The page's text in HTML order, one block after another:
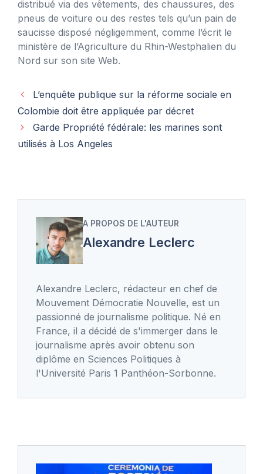
distribué via des vêtements, des chaussures, des
pneus de voiture ou des restes tels qu’un pain de
saucisse disposé négligemment, comme l’écrit le
ministère de l’Agriculture du Rhin-Westphalien du
Nord sur son site Web.
L’enquête publique sur la réforme sociale en
Colombie doit être appliquée par décret
Garde Propriété fédérale: les marines sont
utilisés à Los Angeles
A PROPOS DE L'AUTEUR
Alexandre Leclerc
Alexandre Leclerc, rédacteur en chef de
Mouvement Démocratie Nouvelle, est un
passionné de journalisme politique. Né en
France, il a décidé de s'immerger dans le
journalisme après avoir obtenu son
diplôme en Sciences Politiques à
l'Université Paris 1 Panthéon-Sorbonne.